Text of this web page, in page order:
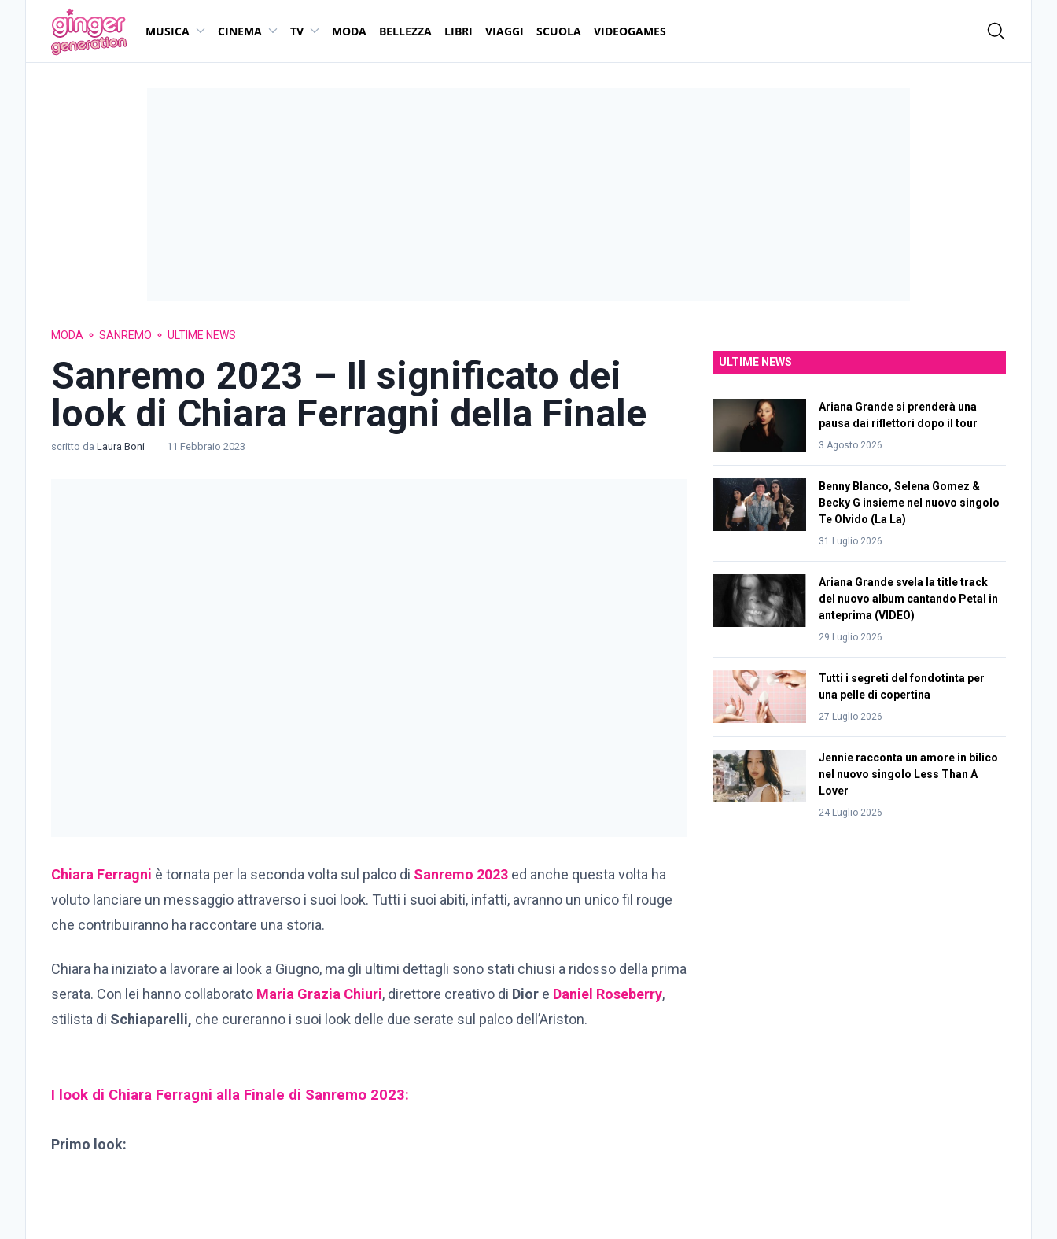
MUSICA CINEMA TV MODA BELLEZZA LIBRI VIAGGI SCUOLA VIDEOGAMES
MODA SANREMO ULTIME NEWS
Sanremo 2023 – Il significato dei
look di Chiara Ferragni della Finale
scritto da Laura Boni 11 Febbraio 2023
Chiara Ferragni è tornata per la seconda volta sul palco di Sanremo 2023 ed anche questa volta ha
voluto lanciare un messaggio attraverso i suoi look. Tutti i suoi abiti, infatti, avranno un unico fil rouge
che contribuiranno ha raccontare una storia.
Chiara ha iniziato a lavorare ai look a Giugno, ma gli ultimi dettagli sono stati chiusi a ridosso della prima
serata. Con lei hanno collaborato Maria Grazia Chiuri, direttore creativo di Dior e Daniel Roseberry,
stilista di Schiaparelli, che cureranno i suoi look delle due serate sul palco dell’Ariston.
I look di Chiara Ferragni alla Finale di Sanremo 2023:
Primo look:
ULTIME NEWS
Ariana Grande si prenderà una
pausa dai riflettori dopo il tour
3 Agosto 2026
Benny Blanco, Selena Gomez &
Becky G insieme nel nuovo singolo
Te Olvido (La La)
31 Luglio 2026
Ariana Grande svela la title track
del nuovo album cantando Petal in
anteprima (VIDEO)
29 Luglio 2026
Tutti i segreti del fondotinta per
una pelle di copertina
27 Luglio 2026
Jennie racconta un amore in bilico
nel nuovo singolo Less Than A
Lover
24 Luglio 2026